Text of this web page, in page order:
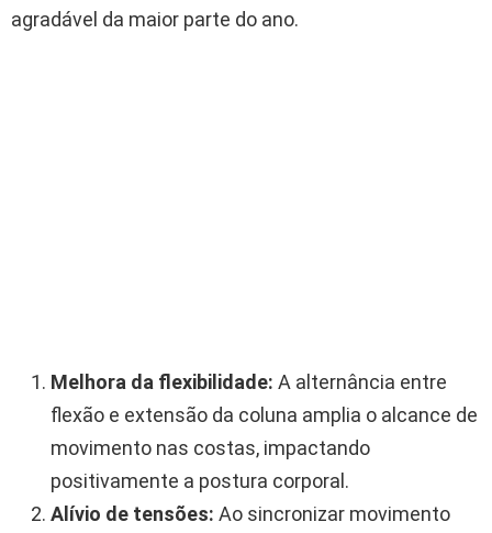
agradável da maior parte do ano.
Melhora da flexibilidade: A alternância entre
flexão e extensão da coluna amplia o alcance de
movimento nas costas, impactando
positivamente a postura corporal.
Alívio de tensões: Ao sincronizar movimento